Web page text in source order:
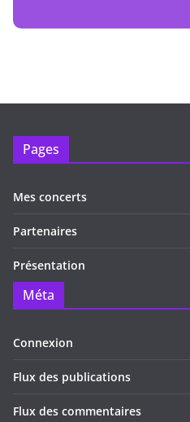
Pages
Mes concerts
Partenaires
Présentation
Méta
Connexion
Flux des publications
Flux des commentaires